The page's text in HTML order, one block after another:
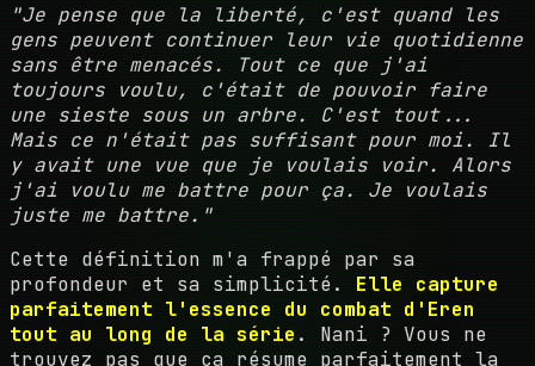
"Je pense que la liberté, c'est quand les
gens peuvent continuer leur vie quotidienne
sans être menacés. Tout ce que j'ai
toujours voulu, c'était de pouvoir faire
une sieste sous un arbre. C'est tout...
Mais ce n'était pas suffisant pour moi. Il
y avait une vue que je voulais voir. Alors
j'ai voulu me battre pour ça. Je voulais
juste me battre."
Cette définition m'a frappé par sa
profondeur et sa simplicité. Elle capture
parfaitement l'essence du combat d'Eren
tout au long de la série . Nani ? Vous ne
trouvez pas que ça résume parfaitement la